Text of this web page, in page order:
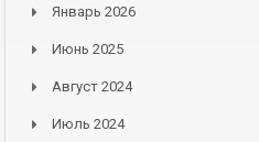
Январь 2026
Июнь 2025
Август 2024
Июль 2024